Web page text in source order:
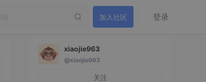
加入社区 登录
xiaojie963
@xiaojie963
关注